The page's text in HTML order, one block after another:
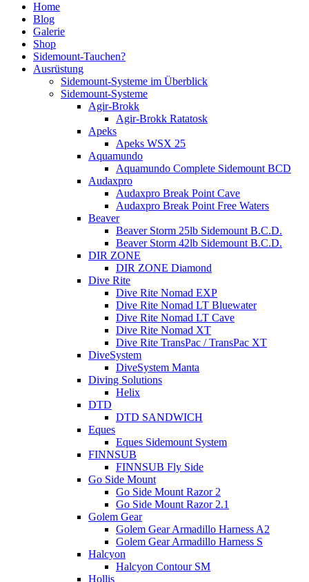
Home
Blog
Galerie
Shop
Sidemount-Tauchen?
Ausrüstung
Sidemount-Systeme im Überblick
Sidemount-Systeme
Agir-Brokk
Agir-Brokk Ratatosk
Apeks
Apeks WSX 25
Aquamundo
Aquamundo Complete Sidemount BCD
Audaxpro
Audaxpro Break Point Cave
Audaxpro Break Point Free Waters
Beaver
Beaver Storm 25lb Sidemount B.C.D.
Beaver Storm 42lb Sidemount B.C.D.
DIR ZONE
DIR ZONE Diamond
Dive Rite
Dive Rite Nomad EXP
Dive Rite Nomad LT Bluewater
Dive Rite Nomad LT Cave
Dive Rite Nomad XT
Dive Rite TransPac / TransPac XT
DiveSystem
DiveSystem Manta
Diving Solutions
Helix
DTD
DTD SANDWICH
Eques
Eques Sidemount System
FINNSUB
FINNSUB Fly Side
Go Side Mount
Go Side Mount Razor 2
Go Side Mount Razor 2.1
Golem Gear
Golem Gear Armadillo Harness A2
Golem Gear Armadillo Harness S
Halcyon
Halcyon Contour SM
Hollis